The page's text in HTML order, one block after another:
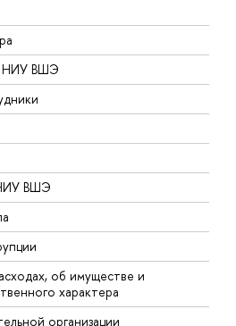
НИУ ВШЭ
ВШЭ
об имуществе и
характера
организации